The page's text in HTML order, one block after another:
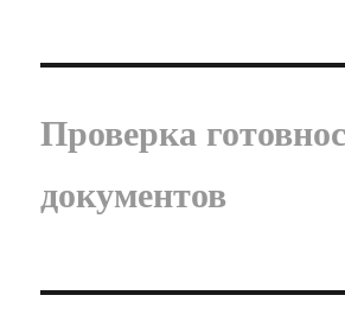
Проверка
документов